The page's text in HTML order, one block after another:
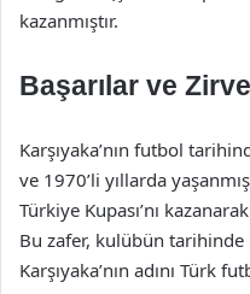
kazanmıştır.
Başarılar ve
Karşıyaka’nın futbol
ve 1970’li yıllarda
Türkiye Kupası’nı
Bu zafer, kulübün
Karşıyaka’nın adını Türk